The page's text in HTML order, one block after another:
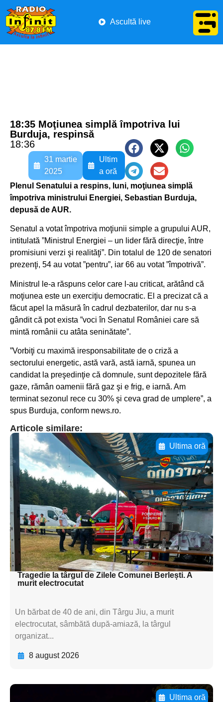
Ascultă live
18:35 Moţiunea simplă împotriva lui
Burduja, respinsă
18:36
31 martie
2025
Ultim
a oră
Plenul Senatului a respins, luni, moţiunea simplă
împotriva ministrului Energiei, Sebastian Burduja,
depusă de AUR.
Senatul a votat împotriva moţiunii simple a grupului AUR,
intitulată ”Ministrul Energiei – un lider fără direcţie, între
promisiuni verzi şi realităţi”. Din totalul de 120 de senatori
prezenţi, 54 au votat ”pentru”, iar 66 au votat ”împotrivă”.
Ministrul le-a răspuns celor care l-au criticat, arătând că
moţiunea este un exerciţiu democratic. El a precizat că a
făcut apel la măsură în cadrul dezbaterilor, dar nu s-a
gândit că pot exista ”voci în Senatul României care să
mintă românii cu atâta seninătate”.
”Vorbiţi cu maximă iresponsabilitate de o criză a
sectorului energetic, astă vară, astă iarnă, spunea un
candidat la preşedinţie că domnule, sunt depozitele fără
gaze, rămân oamenii fără gaz şi e frig, e iarnă. Am
terminat sezonul rece cu 30% şi ceva grad de umplere”, a
spus Burduja, conform news.ro.
Articole similare:
Ultima oră
Adaugă aici textul pentru
subtitluAdaugă aici
textul pentru
subtitluAdaugă aici
textul pentru
subtitluAdaugă aici
textul pentru subti
Tragedie la târgul de Zilele Comunei Berlești. A
murit electrocutat
Un bărbat de 40 de ani, din Târgu Jiu, a murit
electrocutat, sâmbătă după-amiază, la târgul
organizat...
8 august 2026
Ultima oră